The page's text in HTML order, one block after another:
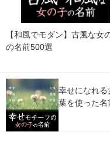
【和風でモダン】古風な女
の名前500選
幸せになれ
葉を使った名